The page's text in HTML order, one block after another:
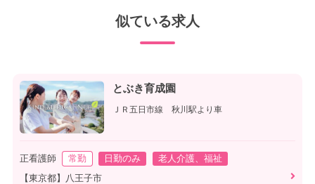
似ている求人
とぶき育成園
ＪＲ五日市線 秋川駅より車
正看護師 常勤 日勤のみ
老人介護、福祉
【東京都】八王子市